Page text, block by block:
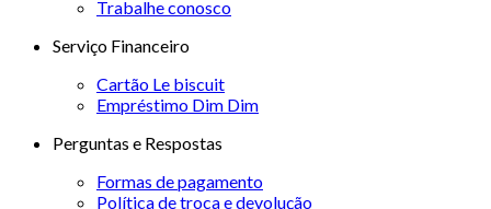
Trabalhe conosco
Serviço Financeiro
Cartão Le biscuit
Empréstimo Dim Dim
Perguntas e Respostas
Formas de pagamento
Política de troca e devolução